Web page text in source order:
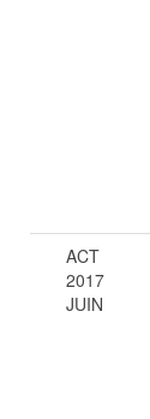
ACT
2017
JUIN